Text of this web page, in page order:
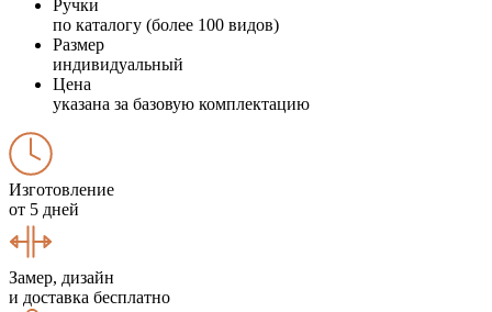
Ручки
по каталогу (более 100 видов)
Размер
индивидуальный
Цена
указана за базовую комплектацию
Изготовление
от 5 дней
Замер, дизайн
и доставка бесплатно